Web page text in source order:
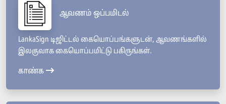
ஆவணம் ஒப்பமிடல்
LankaSign டிஜிட்டல் கையொப்பங்களுடன், ஆவணங்களில்
இலகுவாக கையொப்பமிட்டு பகிருங்கள்.
காண்க